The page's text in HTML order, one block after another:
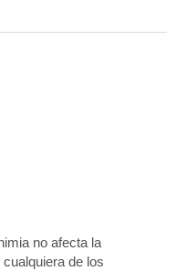
no afecta la
de los